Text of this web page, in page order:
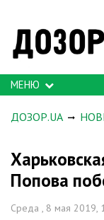
МЕНЮ
ДОЗОР.UA
Попова
Среда , 8 мая 2019,